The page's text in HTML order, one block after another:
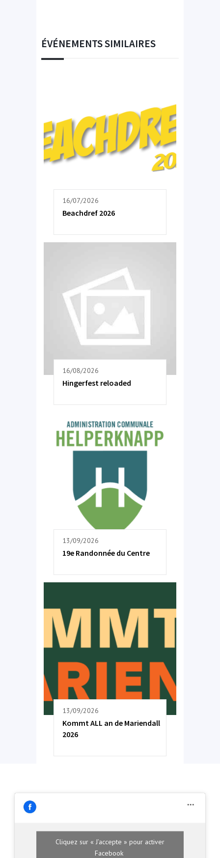
ÉVÉNEMENTS SIMILAIRES
16/07/2026
Beachdref 2026
16/08/2026
Hingerfest reloaded
13/09/2026
19e Randonnée du Centre
13/09/2026
Kommt ALL an de Mariendall
2026
Cliquez sur « J’accepte » pour activer
Facebook